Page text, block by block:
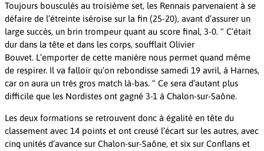
Toujours bousculés au troisième set, les Rennais parvenaient à se
défaire de l’étreinte iséroise sur la fin (25-20), avant d’assurer un
large succès, un brin trompeur quant au score final, 3-0.
C’était
dur dans la tête et dans les corps, soufflait Olivier
Bouvet. L’emporter de cette manière nous permet quand même
de respirer. Il va falloir qu’on rebondisse samedi 19 avril, à Harnes,
car on aura un très gros match là-bas.
Ce sera d’autant plus
difficile que les Nordistes ont gagné 3-1 à Chalon-sur-Saône.
Les deux formations se retrouvent donc à égalité en tête du
classement avec 14 points et ont creusé l’écart sur les autres, avec
cinq unités d’avance sur Chalon-sur-Saône, et six sur Conflans et